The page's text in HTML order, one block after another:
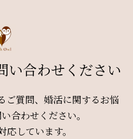
い合わせください
ご質問、婚活に関するお悩
合わせください。
しています。